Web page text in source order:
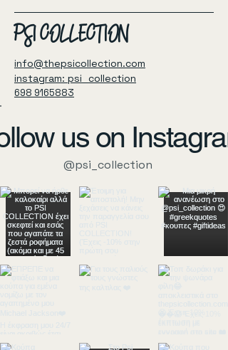
PSI COLLECTION
info@thepsicollection.com
instagram: psi_collection
698 9165883
us on
@psi_collection